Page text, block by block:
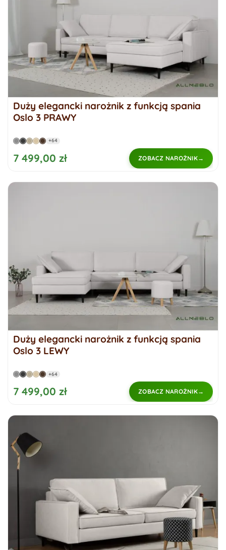
Duży elegancki narożnik z funkcją spania
Oslo 3 PRAWY
+64
7 499,00 zł ZOBACZ NAROŻNIK
Duży elegancki narożnik z funkcją spania
Oslo 3 LEWY
+64
7 499,00 zł ZOBACZ NAROŻNIK